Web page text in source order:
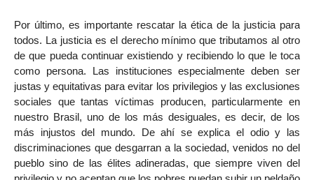
Por último, es importante rescatar la ética de la justicia para
todos. La justicia es el derecho mínimo que tributamos al otro
de que pueda continuar existiendo y recibiendo lo que le toca
como persona. Las instituciones especialmente deben ser
justas y equitativas para evitar los privilegios y las exclusiones
sociales que tantas víctimas producen, particularmente en
nuestro Brasil, uno de los más desiguales, es decir, de los
más injustos del mundo. De ahí se explica el odio y las
discriminaciones que desgarran a la sociedad, venidos no del
pueblo sino de las élites adineradas, que siempre viven del